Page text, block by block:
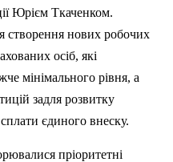
Юрієм Ткаченком.
створення нових робочих
осіб, які
мінімального рівня, а
задля розвитку
єдиного внеску.
пріоритетні